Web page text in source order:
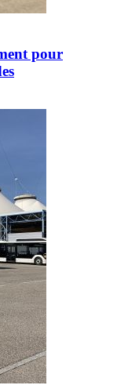
pour